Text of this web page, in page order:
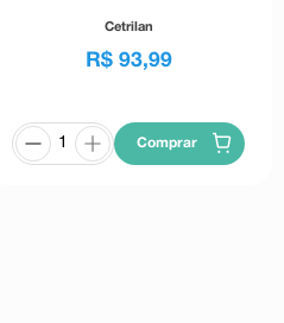
Cetrilan
R$ 93,99
Comprar